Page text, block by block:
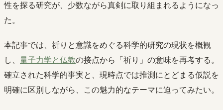
性を探る研究が、少数ながら真剣に取り組まれるようになっ
た。
本記事では、祈りと意識をめぐる科学的研究の現状を概観
し、 量子力学と仏教の接点から「祈り」の意味を再考する。
確立された科学的事実と、現時点では推測にとどまる仮説を
明確に区別しながら、この魅力的なテーマに迫ってみたい。